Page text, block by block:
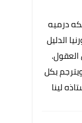
درميه
الدليل
بكل
لينا